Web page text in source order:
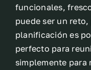
funcionales,
puede ser un
planificación es
perfecto para
simplemente para